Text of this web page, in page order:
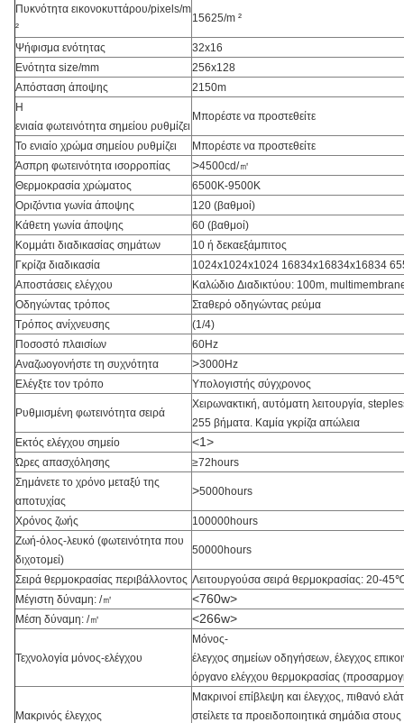
Πυκνότητα εικονοκυττάρου/pixels/m
²
15625/m ²
Ψήφισμα ενότητας
32x16
Ενότητα size/mm
256x128
Απόσταση άποψης
2150m
Η
ενιαία φωτεινότητα σημείου ρυθμίζει
Μπορέστε να προστεθείτε
Το ενιαίο χρώμα σημείου ρυθμίζει
Μπορέστε να προστεθείτε
Άσπρη φωτεινότητα ισορροπίας
>4500cd/㎡
Θερμοκρασία χρώματος
6500K-9500K
Οριζόντια γωνία άποψης
120 (βαθμοί)
Κάθετη γωνία άποψης
60 (βαθμοί)
Κομμάτι διαδικασίας σημάτων
10 ή δεκαεξάμπιτος
Γκρίζα διαδικασία
1024x1024x1024 16834x16834x16834
Αποστάσεις ελέγχου
Καλώδιο Διαδικτύου: 100m,
Οδηγώντας τρόπος
Σταθερό οδηγώντας ρεύμα
Τρόπος ανίχνευσης
(1/4)
Ποσοστό πλαισίων
60Hz
Αναζωογονήστε τη συχνότητα
>3000Hz
Ελέγξτε τον τρόπο
Υπολογιστής σύγχρονος
Ρυθμισμένη φωτεινότητα σειρά
Χειρωνακτική, αυτόματη λειτουργία,
255 βήματα. Καμία γκρίζα απώλεια
Εκτός ελέγχου σημείο
<1>
Ώρες απασχόλησης
≥72hours
Σημάνετε το χρόνο μεταξύ της
αποτυχίας
>5000hours
Χρόνος ζωής
100000hours
Ζωή-όλος-λευκό (φωτεινότητα που
διχοτομεί)
50000hours
Σειρά θερμοκρασίας περιβάλλοντος Λειτουργούσα σειρά θερμοκρασίας: 20-
Μέγιστη δύναμη: /㎡
<760w>
Μέση δύναμη: /㎡ <266w>
Τεχνολογία μόνος-ελέγχου
Μόνος-
έλεγχος σημείων οδηγήσεων, έλεγχος
όργανο ελέγχου θερμοκρασίας
Μακρινός έλεγχος
Μακρινοί επίβλεψη και έλεγχος, πιθανό
στείλετε τα προειδοποιητικά σημάδια στους